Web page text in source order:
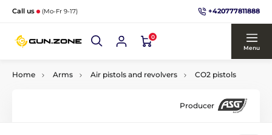
Call us (Mo-Fr 9-17) +420777811888
0
Menu
Home Arms Air pistols and revolvers CO2 pistols
Producer